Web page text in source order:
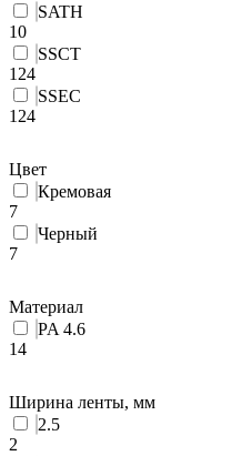
SATH
10
SSCT
124
SSEC
124
Цвет
Кремовая
7
Черный
7
Материал
PA 4.6
14
Ширина ленты, мм
2.5
2